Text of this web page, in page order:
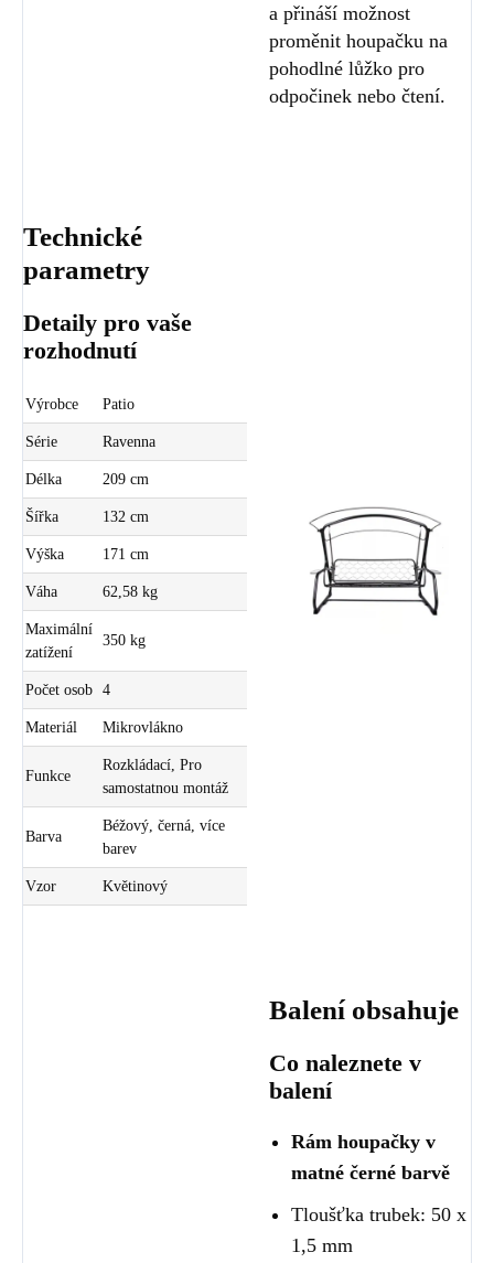
a přináší možnost
proměnit houpačku na
pohodlné lůžko pro
odpočinek nebo čtení.
Technické
parametry
Detaily pro vaše
rozhodnutí
Výrobce Patio
Série Ravenna
Délka 209 cm
Šířka 132 cm
Výška 171 cm
Váha 62,58 kg
Maximální
zatížení
350 kg
Počet osob 4
Materiál Mikrovlákno
Funkce
Rozkládací, Pro
samostatnou montáž
Barva
Béžový, černá, více
barev
Vzor Květinový
Balení obsahuje
Co naleznete v
balení
Rám houpačky v
matné černé barvě
Tloušťka trubek: 50 x
1,5 mm